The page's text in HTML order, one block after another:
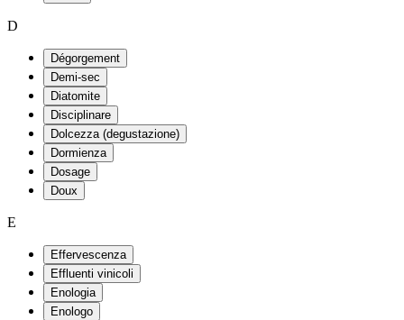
D
Dégorgement
Demi-sec
Diatomite
Disciplinare
Dolcezza (degustazione)
Dormienza
Dosage
Doux
E
Effervescenza
Effluenti vinicoli
Enologia
Enologo